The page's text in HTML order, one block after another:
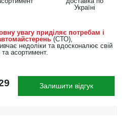
Україні
увагу приділяє потребам і
(СТО),
недоліки та вдосконалює свій
та асортимент.
Залишити відгук